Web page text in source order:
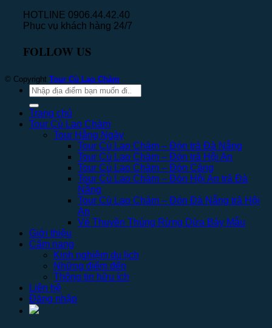
HOTLINE 0906.44.42.40
Phục vụ khách hàng 24/7
FOLLOW US
© Copyright Tour Cù Lao Chàm
Tìm
kiếm:
Trang chủ
Tour Cù Lao Chàm
Tour Hằng Ngày
Tour Cù Lao Chàm – Đón trả Đà Nẵng
Tour Cù Lao Chàm – Đón trả Hội An
Tour Cù Lao Chàm – Đón Cảng
Tour Cù Lao Chàm – Đón Hội An trả Đà
Nẵng
Tour Cù Lao Chàm – Đón Đà Nẵng trả Hội
An
Vé Thuyền Thúng Rừng Dừa Bảy Mẫu
Giới thiệu
Cẩm nang
Kinh nghiệm du lịch
Những điểm đến
Thông tin hữu ích
Liên hệ
Đăng nhập